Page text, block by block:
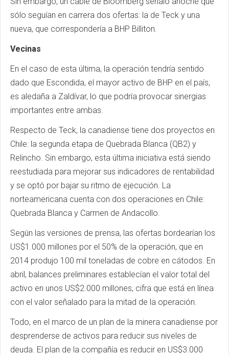
sólo seguían en carrera dos ofertas: la de Teck y una
nueva, que correspondería a BHP Billiton.
Vecinas
En el caso de esta última, la operación tendría sentido
dado que Escondida, el mayor activo de BHP en el país,
es aledaña a Zaldívar, lo que podría provocar sinergias
importantes entre ambas.
Respecto de Teck, la canadiense tiene dos proyectos en
Chile: la segunda etapa de Quebrada Blanca (QB2) y
Relincho. Sin embargo, esta última iniciativa está siendo
reestudiada para mejorar sus indicadores de rentabilidad
y se optó por bajar su ritmo de ejecución. La
norteamericana cuenta con dos operaciones en Chile:
Quebrada Blanca y Carmen de Andacollo.
Según las versiones de prensa, las ofertas bordearían los
US$1.000 millones por el 50% de la operación, que en
2014 produjo 100 mil toneladas de cobre en cátodos. En
abril, balances preliminares establecían el valor total del
activo en unos US$2.000 millones, cifra que está en línea
con el valor señalado para la mitad de la operación.
Todo, en el marco de un plan de la minera canadiense por
desprenderse de activos para reducir sus niveles de
deuda. El plan de la compañía es reducir en US$3.000